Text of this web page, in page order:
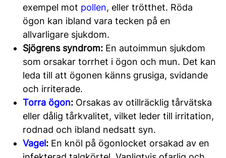
exempel mot pollen, eller trötthet. Röda
ögon kan ibland vara tecken på en
allvarligare sjukdom.
Sjögrens syndrom: En autoimmun sjukdom
som orsakar torrhet i ögon och mun. Det kan
leda till att ögonen känns grusiga, svidande
och irriterade.
Torra ögon: Orsakas av otillräcklig tårvätska
eller dålig tårkvalitet, vilket leder till irritation,
rodnad och ibland nedsatt syn.
Vagel: En knöl på ögonlocket orsakad av en